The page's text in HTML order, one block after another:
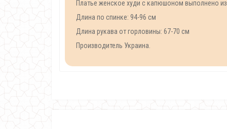
Платье женское худи с капюшоном выполнено
Длина по спинке: 94-96 см
Длина рукава от горловины: 67-70 см
Производитель Украина.